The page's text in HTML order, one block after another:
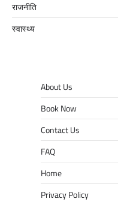
राजनीति
स्वास्थ्य
About Us
Book Now
Contact Us
FAQ
Home
Privacy Policy